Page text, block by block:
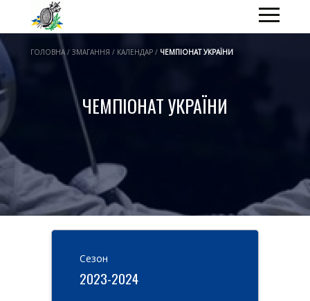
ГОЛОВНА / ЗМАГАННЯ / КАЛЕНДАР / ЧЕМПІОНАТ УКРАЇНИ
ЧЕМПІОНАТ УКРАЇНИ
Cезон
2023-2024